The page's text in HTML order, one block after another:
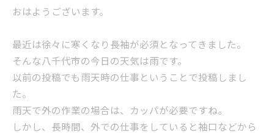
おはようございます。
最近は徐々に寒くなり長袖が必須となってきました。
そんな八千代市の今日の天気は雨です。
以前の投稿でも雨天時の仕事ということで投稿しまし
た。
雨天で外の作業の場合は、カッパが必要ですね。
しかし、長時間、外での仕事をしていると袖口などから